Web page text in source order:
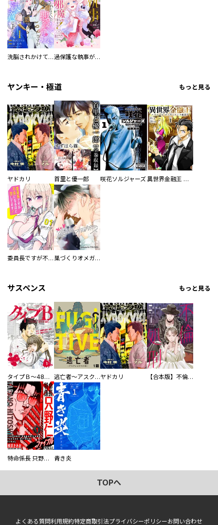
洗脳されかけていた悪役令嬢ですが家出を決意しました。【電子単行本版／特典おまけ付き】 過保護な執事が私の婚活を邪魔してきます！ 分冊版
ヤンキー・極道 もっと見る
ヤドカリ 首里と優一郎 咲花ソルジャーズ 異世界金融王 ～クローネ・ゴルディオンの覇道～
委員長ですが不良になるほど恋してます！ 巣づくりオメガバース
サスペンス もっと見る
タイプＢ～48時間後、致死率100％～【単話】 逃亡者～アスクレピオスの杖～ヤドカリ 【合本版】不倫処刑
特命係長 只野仁ファイナル 愛蔵版 青き炎
TOPへ
よくある質問利用規約特定商取引法プライバシーポリシーお問い合わせ